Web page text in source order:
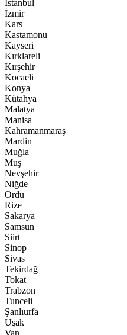
İstanbul
İzmir
Kars
Kastamonu
Kayseri
Kırklareli
Kırşehir
Kocaeli
Konya
Kütahya
Malatya
Manisa
Kahramanmaraş
Mardin
Muğla
Muş
Nevşehir
Niğde
Ordu
Rize
Sakarya
Samsun
Siirt
Sinop
Sivas
Tekirdağ
Tokat
Trabzon
Tunceli
Şanlıurfa
Uşak
Van